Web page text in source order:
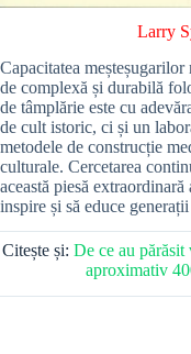
Larry
Capacitatea
de complexă și durabilă
de tâmplărie este cu
de cult istoric, ci și un
metodele de construcție
culturale. Cercetarea
această piesă
inspire și să educe
Citește și: De ce au
aproximativ